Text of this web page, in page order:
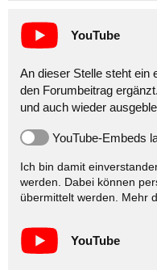
YouTube
An dieser Stelle steht ein
den Forumbeitrag
und auch wieder
YouTube-Embeds
Ich bin damit
werden. Dabei können
übermittelt werden. Mehr
YouTube